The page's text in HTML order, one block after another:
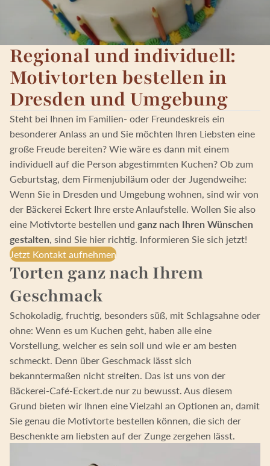
Regional und individuell:
Motivtorten bestellen in
Dresden und Umgebung
Steht bei Ihnen im Familien- oder Freundeskreis ein
besonderer Anlass an und Sie möchten Ihren Liebsten eine
große Freude bereiten? Wie wäre es dann mit einem
individuell auf die Person abgestimmten Kuchen? Ob zum
Geburtstag, dem Firmenjubiläum oder der Jugendweihe:
Wenn Sie in Dresden und Umgebung wohnen, sind wir von
der Bäckerei Eckert Ihre erste Anlaufstelle. Wollen Sie also
eine Motivtorte bestellen und ganz nach Ihren Wünschen
gestalten, sind Sie hier richtig. Informieren Sie sich jetzt!
Jetzt Kontakt aufnehmen
Torten ganz nach Ihrem
Geschmack
Schokoladig, fruchtig, besonders süß, mit Schlagsahne oder
ohne: Wenn es um Kuchen geht, haben alle eine
Vorstellung, welcher es sein soll und wie er am besten
schmeckt. Denn über Geschmack lässt sich
bekanntermaßen nicht streiten. Das ist uns von der
Bäckerei-Café-Eckert.de nur zu bewusst. Aus diesem
Grund bieten wir Ihnen eine Vielzahl an Optionen an, damit
Sie genau die Motivtorte bestellen können, die sich der
Beschenkte am liebsten auf der Zunge zergehen lässt.